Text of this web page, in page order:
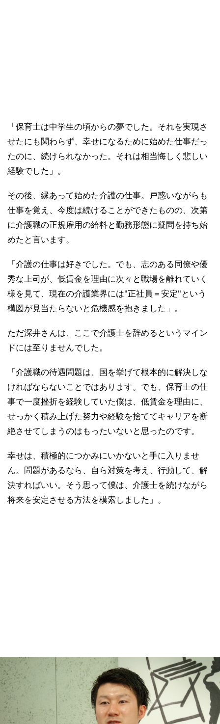
「保育士は中学生の頃からの夢でした。それを実現さ
せたにも関わらず、幸せになるために始めた仕事だっ
たのに、続けられなかった。それは相当悔しく悲しい
経験でした」。
その後、縁あって始めた介護の仕事。戸惑いながらも
仕事を覚え、今度は続けることができたものの、次第
に介護職の正規雇用の給料と勤務形態に疑問を持ち始
めたと言います。
「介護の仕事は好きでした。でも、志のある同僚や優
秀な上司が、低賃金を理由に次々と職場を離れていく
様を見て、現在の介護業界には"正社員＝安定"という
構図が見当たらないと危機感を抱きました」。
ただ深井さんは、ここで介護士を辞めるというマイン
ドには至りませんでした。
「介護職の待遇問題は、国を挙げて根本的に解決しな
ければならないことではあります。でも、保育士の仕
事で一度挫折を経験していた僕は、低賃金を理由に、
せっかく積み上げた努力や経験を捨ててキャリアを断
絶させてしまうのはもったいないと思ったのです。
幸せは、積極的につかみにいかないと手に入りませ
ん。問題があるなら、自ら対策を考え、行動して、解
決すればいい。そう思って僕は、介護士を続けながら
将来を安定させる方法を模索しました」。